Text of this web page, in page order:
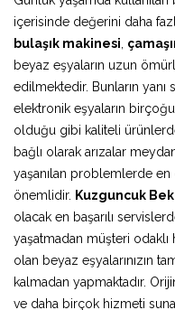
içerisinde değerini daha
bulaşık makinesi
beyaz eşyaların uzun
edilmektedir. Bunların yanı
elektronik eşyaların
olduğu gibi kaliteli
bağlı olarak arızalar
yaşanılan problemlerde
önemlidir. Kuzguncuk
olacak en başarılı
yaşatmadan müşteri
olan beyaz eşyalarınızın
kalmadan yapmaktadır.
ve daha birçok hizmeti